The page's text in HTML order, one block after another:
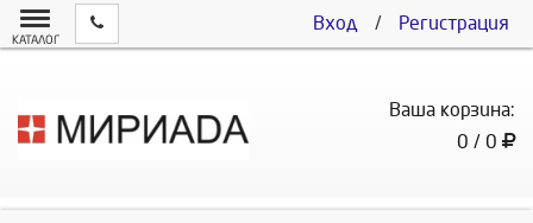
Вход / Регистрация
КАТАЛОГ
Ваша корзина:
0 / 0